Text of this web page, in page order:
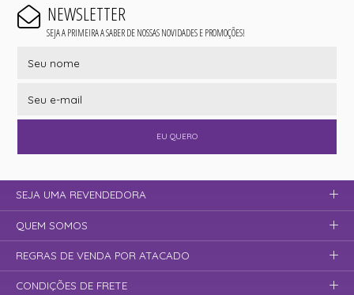
NEWSLETTER
SEJA A PRIMEIRA A SABER DE NOSSAS NOVIDADES E PROMOÇÕES!
EU QUERO
SEJA UMA REVENDEDORA
QUEM SOMOS
REGRAS DE VENDA POR ATACADO
CONDIÇÕES DE FRETE